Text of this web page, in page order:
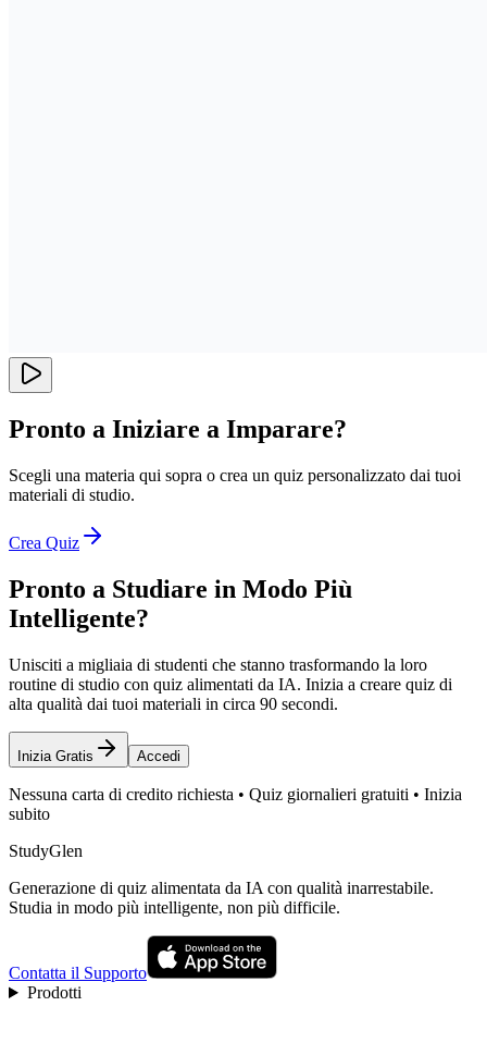
Pronto a Iniziare a Imparare?
Scegli una materia qui sopra o crea un quiz personalizzato dai tuoi
materiali di studio.
Crea Quiz
Pronto a Studiare in Modo Più
Intelligente?
Unisciti a migliaia di studenti che stanno trasformando la loro
routine di studio con quiz alimentati da IA. Inizia a creare quiz di
alta qualità dai tuoi materiali in circa 90 secondi.
Inizia Gratis Accedi
Nessuna carta di credito richiesta • Quiz giornalieri gratuiti • Inizia
subito
StudyGlen
Generazione di quiz alimentata da IA con qualità inarrestabile.
Studia in modo più intelligente, non più difficile.
Contatta il Supporto
Prodotti